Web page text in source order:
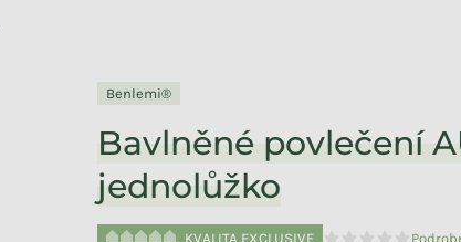
Benlemi®
Bavlněné povlečení
jednolůžko
KVALITA EXCLUSIVE